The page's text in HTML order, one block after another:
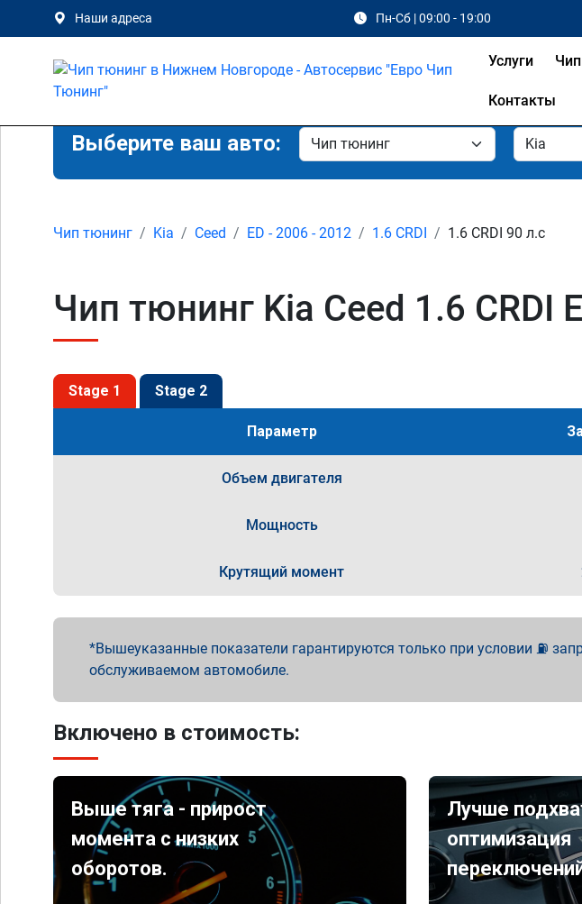
Наши адреса Пн-Сб | 09:00 - 19:00
Услуги
Контакты
Выберите ваш авто:
Чип тюнинг Kia Ceed ED - 2006 - 2012 1.6 CRDI 1.6 CRDI 90 л.с
Чип тюнинг Kia Ceed 1.6
Stage 1 Stage 2
Параметр
Объем двигателя
Мощность
Крутящий момент
Вышеуказанные показатели гарантируются только при условии ⛽
обслуживаемом автомобиле.
Включено в стоимость:
Выше тяга - прирост
момента с низких
оборотов.
Лучше
оптимизация